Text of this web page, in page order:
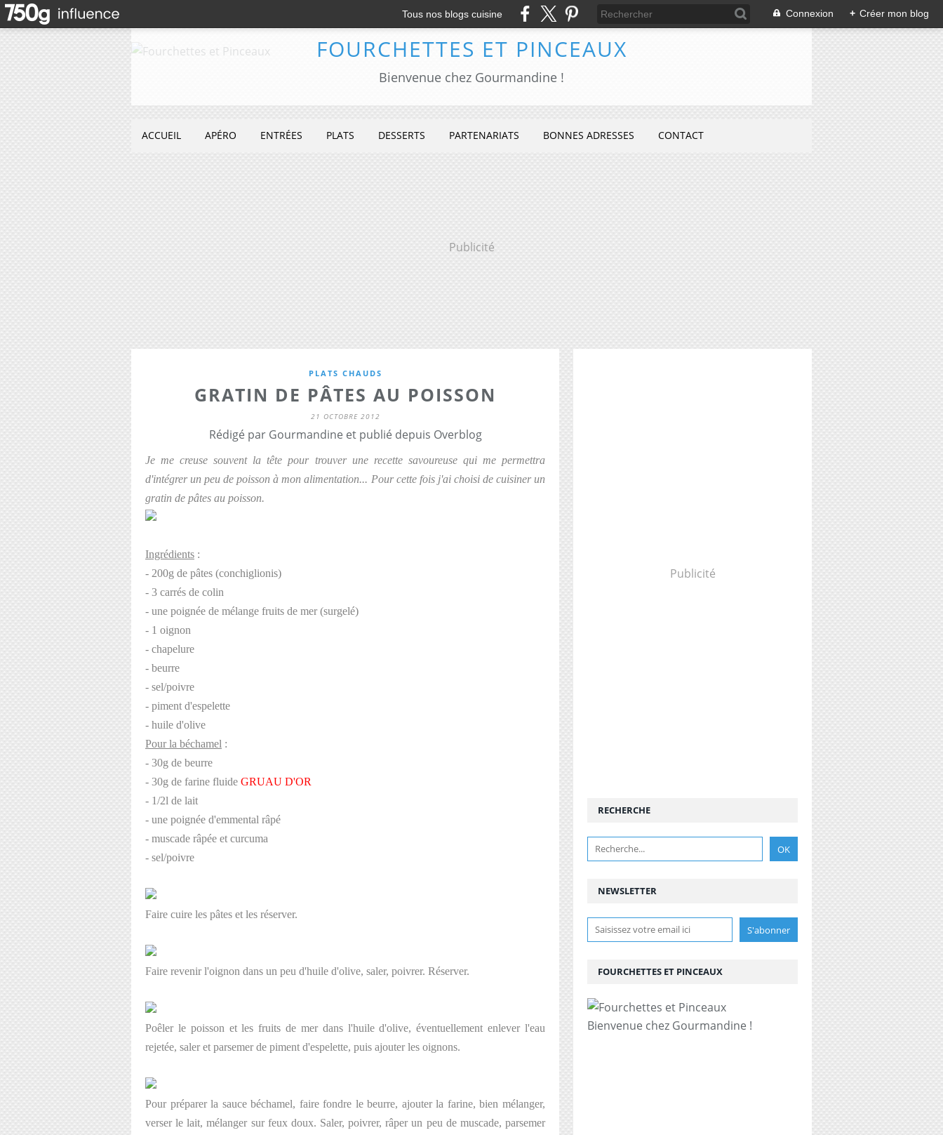
Tous nos blogs cuisine Connexion + Créer mon blog
FOURCHETTES ET PINCEAUX
Bienvenue chez Gourmandine !
ACCUEIL APÉRO ENTRÉES PLATS DESSERTS PARTENARIATS BONNES ADRESSES CONTACT
Publicité
PLATS CHAUDS
GRATIN DE PÂTES AU POISSON
21 OCTOBRE 2012
Rédigé par Gourmandine et publié depuis Overblog
Je me creuse souvent la tête pour trouver une recette savoureuse qui me permettra
d'intégrer un peu de poisson à mon alimentation... Pour cette fois j'ai choisi de cuisiner un
gratin de pâtes au poisson.
Ingrédients :
- 200g de pâtes (conchiglionis)
- 3 carrés de colin
- une poignée de mélange fruits de mer (surgelé)
- 1 oignon
- chapelure
- beurre
- sel/poivre
- piment d'espelette
- huile d'olive
Pour la béchamel :
- 30g de beurre
- 30g de farine fluide GRUAU D'OR
- 1/2l de lait
- une poignée d'emmental râpé
- muscade râpée et curcuma
- sel/poivre
Faire cuire les pâtes et les réserver.
Faire revenir l'oignon dans un peu d'huile d'olive, saler, poivrer. Réserver.
Poêler le poisson et les fruits de mer dans l'huile d'olive, éventuellement enlever l'eau
rejetée, saler et parsemer de piment d'espelette, puis ajouter les oignons.
Pour préparer la sauce béchamel, faire fondre le beurre, ajouter la farine, bien mélanger,
verser le lait, mélanger sur feux doux. Saler, poivrer, râper un peu de muscade, parsemer
Publicité
NEWSLETTER
RECHERCHE
FOURCHETTES ET PINCEAUX
Bienvenue chez Gourmandine !